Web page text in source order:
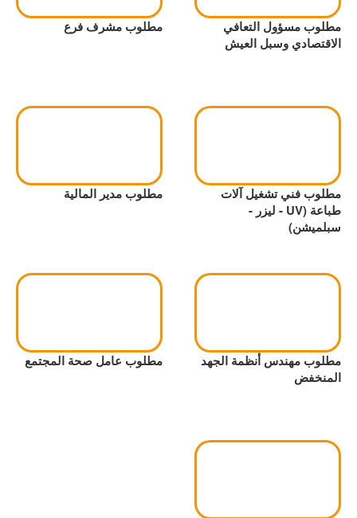
مطلوب مسؤول التعافي
الاقتصادي وسبل العيش
مطلوب مشرف فرع
مطلوب فني تشغيل آلات
طباعة (UV - ليزر -
سبلميشن)
مطلوب مدير المالية
مطلوب مهندس أنظمة الجهد
المنخفض
مطلوب عامل صحة المجتمع